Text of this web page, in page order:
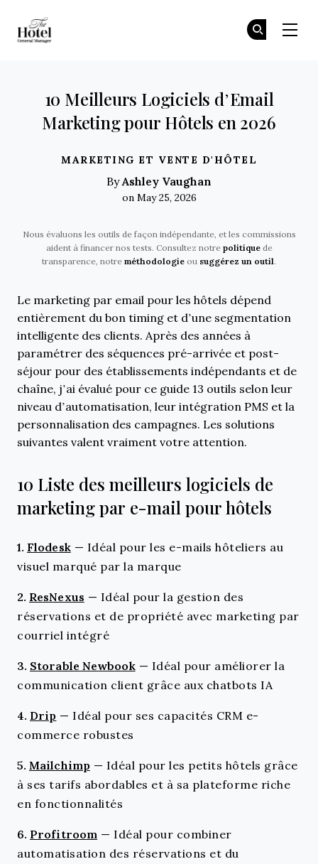
MARKETING ET VENTE D'HÔTEL
10 Meilleurs Logiciels d’Email
Marketing pour Hôtels en 2026
ByAshley Vaughan
on May 25, 2026
Nous évaluons les outils de façon indépendante, et les commissions
aident à financer nos tests. Consultez notrepolitiquede
transparence, notreméthodologie ou suggérez un outil.
Le marketing par email pour les hôtels dépend
entièrement du bon timing et d’une segmentation
intelligente des clients. Après des années à
paramétrer des séquences pré-arrivée et post-
séjour pour des établissements indépendants et de
chaîne, j’ai évalué pour ce guide 13 outils selon leur
niveau d’automatisation, leur intégration PMS et la
personnalisation des campagnes. Les solutions
suivantes valent vraiment votre attention.
10 Liste des meilleurs logiciels de
marketing par e-mail pour hôtels
1. Flodesk — Idéal pour les e-mails hôteliers au
visuel marqué par la marque
2. ResNexus — Idéal pour la gestion des
réservations et de propriété avec marketing par
courriel intégré
3. Storable Newbook — Idéal pour améliorer la
communication client grâce aux chatbots IA
4. Drip — Idéal pour ses capacités CRM e-
commerce robustes
5. Mailchimp — Idéal pour les petits hôtels grâce
à ses tarifs abordables et à sa plateforme riche
en fonctionnalités
6. Profitroom — Idéal pour combiner
automatisation des réservations et du